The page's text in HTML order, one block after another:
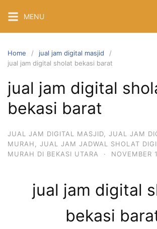
content
MENU
Home
jual jam digital masjid
jual jam digital sholat bekasi barat
jual jam digital
bekasi barat
JUAL JAM DIGITAL MASJID
JUAL JAM
MURAH
JUAL JAM JADWAL SHOLAT
MURAH DI BEKASI UTARA
· NOVEMBER
jual jam digital
bekasi